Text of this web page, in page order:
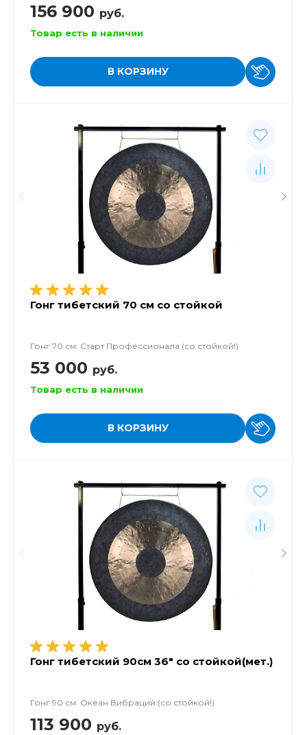
156 900 руб.
Товар есть в наличии
В КОРЗИНУ
Гонг тибетский 70 см со стойкой
Гонг 70 см: Старт Профессионала (со стойкой!)
53 000 руб.
Товар есть в наличии
В КОРЗИНУ
Гонг тибетский 90см 36" со стойкой(мет.)
Гонг 90 см: Океан Вибраций (со стойкой!)
113 900 руб.